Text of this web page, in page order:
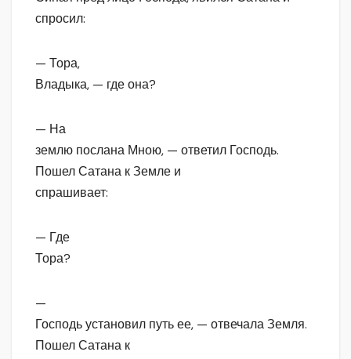
спросил:
— Тора,
Владыка, — где она?
— На
землю послана Мною, — ответил Господь.
Пошел Сатана к Земле и
спрашивает:
— Где
Тора?
—
Господь установил путь ее, — отвечала Земля.
Пошел Сатана к